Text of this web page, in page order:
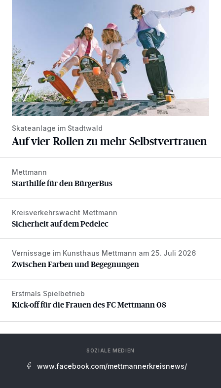
Skateanlage im Stadtwald
Auf vier Rollen zu mehr Selbstvertrauen
Starthilfe für den BürgerBus
Mettmann
Starthilfe für den BürgerBus
Sicherheit auf dem Pedelec
Kreisverkehrswacht Mettmann
Sicherheit auf dem Pedelec
Zwischen Farben und Begegnungen
Vernissage im Kunsthaus Mettmann am 25. Juli 2026
Zwischen Farben und Begegnungen
Kick-off für die Frauen des FC Mettmann 08
Erstmals Spielbetrieb
Kick-off für die Frauen des FC Mettmann 08
SOZIALE MEDIEN
www.facebook.com/mettmannerkreisnews/